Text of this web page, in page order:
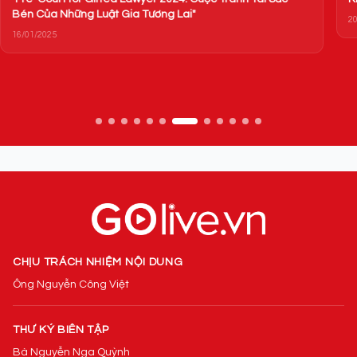
Bén Của Những Luật Gia Tương Lai"
16/01/2025
CHỊU TRÁCH NHIỆM NỘI DUNG
Ông Nguyễn Công Việt
THƯ KÝ BIÊN TẬP
Bà Nguyễn Nga Quỳnh